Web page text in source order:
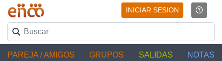
INICIAR SESION
PAREJA / AMIGOS GRUPOS SALIDAS NOTAS